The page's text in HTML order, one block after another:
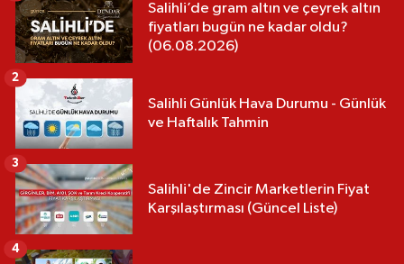
Salihli’de gram altın ve çeyrek altın
fiyatları bugün ne kadar oldu?
(06.08.2026)
Salihli Günlük Hava Durumu - Günlük
ve Haftalık Tahmin
2
Salihli'de Zincir Marketlerin Fiyat
Karşılaştırması (Güncel Liste)
3
4